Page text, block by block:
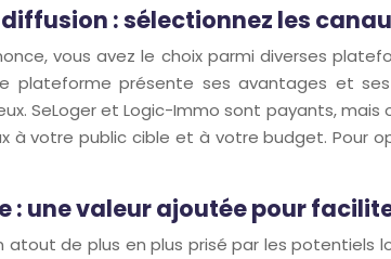
: sélectionnez les
vous avez le choix parmi diverses
plateforme présente ses avantages et
SeLoger et Logic-Immo sont payants,
à votre public cible et à votre budget. Pour
: une valeur ajoutée pour
atout de plus en plus prisé par les